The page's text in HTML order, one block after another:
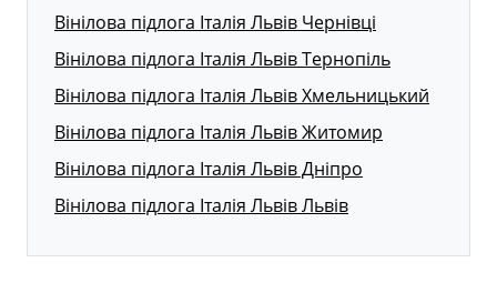
Вінілова підлога Італія Львів Чернівці
Вінілова підлога Італія Львів Тернопіль
Вінілова підлога Італія Львів Хмельницький
Вінілова підлога Італія Львів Житомир
Вінілова підлога Італія Львів Дніпро
Вінілова підлога Італія Львів Львів